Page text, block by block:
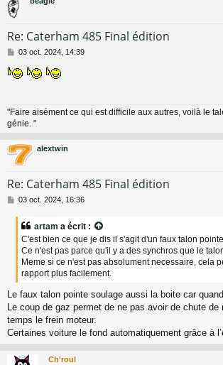
Re: Caterham 485 Final édition
M
s
e
03 oct. 2024, 14:39
"Faire aisément ce qui est difficile aux autres, voilà le
génie. "
alextwin
Re: Caterham 485 Final édition
M
03 oct. 2024, 16:36
artam a écrit :
C'est bien ce que je dis il s'agit d'un faux talon
Ce n'est pas parce qu'il y a des synchros que le
Meme si ce n'est pas absolument necessaire, cela
rapport plus facilement.
Le faux talon pointe soulage aussi la boite car
Le coup de gaz permet de ne pas avoir de chute
temps le frein moteur.
Certaines voiture le fond automatiquement grâce à
Ch'roul